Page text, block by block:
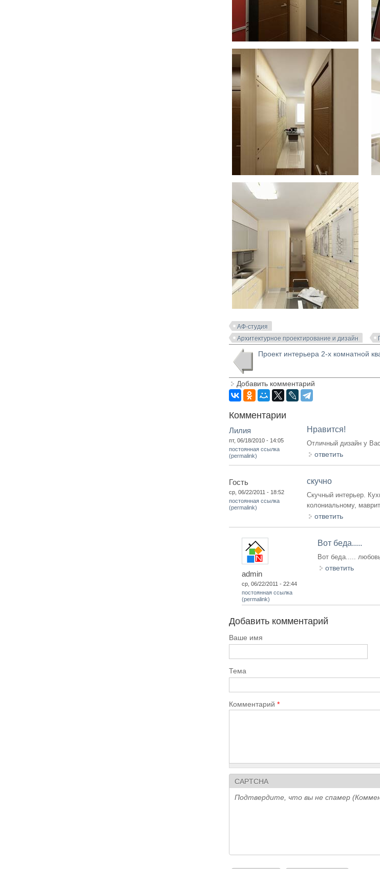
АФ-студия
Архитектурное проектирование и дизайн
Проект интерьера 2-х комнатной
Добавить комментарий
Комментарии
Лилия
пт, 06/18/2010 - 14:05
постоянная ссылка
(permalink)
Нравится!
Отличный дизайн у
ответить
Гость
ср, 06/22/2011 - 18:52
постоянная ссылка
(permalink)
скучно
Скучный интерьер.
колониальному,
ответить
admin
ср, 06/22/2011 - 22:44
постоянная ссылка
(permalink)
Вот беда.....
Вот беда.....
ответить
Добавить комментарий
Ваше имя
Тема
Комментарий*
CAPTCHA
Подтвердите, что вы не спамер